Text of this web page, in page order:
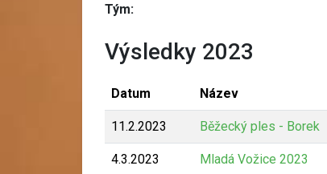
Tým:
Výsledky 2023
Datum Název
11.2.2023 Běžecký ples - Borek
4.3.2023 Mladá Vožice 2023